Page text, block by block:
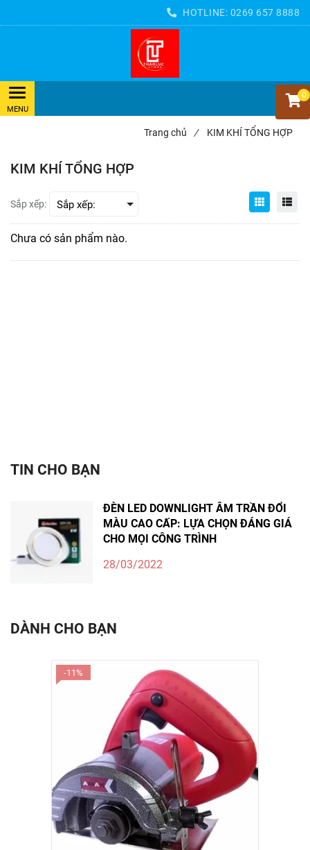
HOTLINE: 0269 657 8888
0
Trang chủ / KIM KHÍ TỔNG HỢP
KIM KHÍ TỔNG HỢP
Sắp xếp:
Chưa có sản phẩm nào.
TIN CHO BẠN
ĐÈN LED DOWNLIGHT ÂM TRẦN ĐỔI
MÀU CAO CẤP: LỰA CHỌN ĐÁNG GIÁ
CHO MỌI CÔNG TRÌNH
28/03/2022
DÀNH CHO BẠN
-11%